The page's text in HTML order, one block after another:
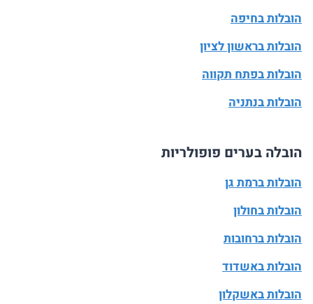
הובלות בחיפה
הובלות בראשון לציון
הובלות בפתח תקווה
הובלות בנתניה
הובלה בערים פופולריות
הובלות ברמת גן
הובלות בחולון
הובלות ברחובות
הובלות באשדוד
הובלות באשקלון